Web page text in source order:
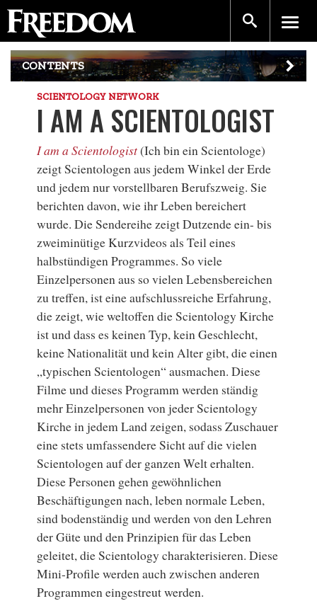
CONTENTS
SCIENTOLOGY NETWORK
I AM A SCIENTOLOGIST
I am a Scientologist(Ich bin ein Scientologe)
zeigt Scientologen aus jedem Winkel der Erde
und jedem nur vorstellbaren Berufszweig. Sie
berichten davon, wie ihr Leben bereichert
wurde. Die Sendereihe zeigt Dutzende ein- bis
zweiminütige Kurzvideos als Teil eines
halbstündigen Programmes. So viele
Einzelpersonen aus so vielen Lebensbereichen
zu treffen, ist eine aufschlussreiche Erfahrung,
die zeigt, wie weltoffen die Scientology Kirche
ist und dass es keinen Typ, kein Geschlecht,
keine Nationalität und kein Alter gibt, die einen
„typischen Scientologen“ ausmachen. Diese
Filme und dieses Programm werden ständig
mehr Einzelpersonen von jeder Scientology
Kirche in jedem Land zeigen, sodass Zuschauer
eine stets umfassendere Sicht auf die vielen
Scientologen auf der ganzen Welt erhalten.
Diese Personen gehen gewöhnlichen
Beschäftigungen nach, leben normale Leben,
sind bodenständig und werden von den Lehren
der Güte und den Prinzipien für das Leben
geleitet, die Scientology charakterisieren. Diese
Mini-Profile werden auch zwischen anderen
Programmen eingestreut werden.